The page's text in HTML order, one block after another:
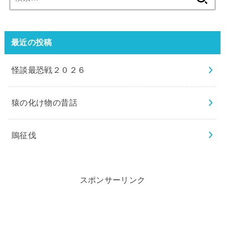
索:
最近の投稿
怪談最恐戦２０２６
猿の化け物の昔話
鵙征伐
スポンサーリンク